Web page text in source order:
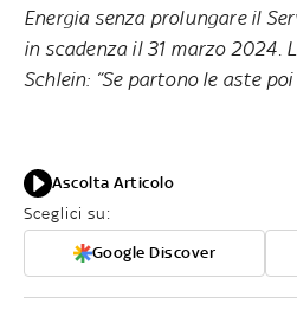
Energia senza prolungare il
in scadenza il 31 marzo 2024.
Schlein: “Se partono le aste
Ascolta Articolo
Sceglici su:
Google Discover